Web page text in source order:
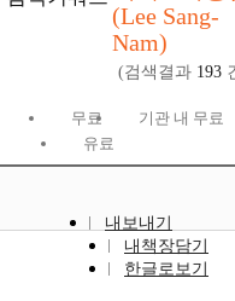
(Lee Sang-
Nam)
(검색결과 193
무료
기관 내 무료
유료
내보내기
내책장담기
한글로보기